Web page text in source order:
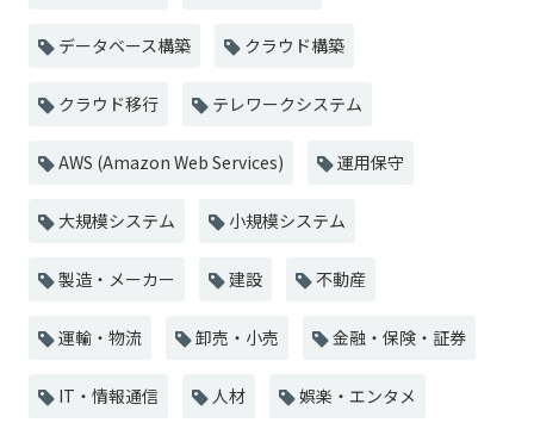
データベース構築 クラウド構築
クラウド移行 テレワークシステム
AWS (Amazon Web Services) 運用保守
大規模システム 小規模システム
製造・メーカー 建設 不動産
運輸・物流 卸売・小売 金融・保険・証券
IT・情報通信 人材 娯楽・エンタメ